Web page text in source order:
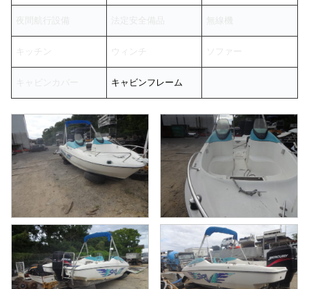
キッチン ウィンチ ソファー
キャビンフレーム